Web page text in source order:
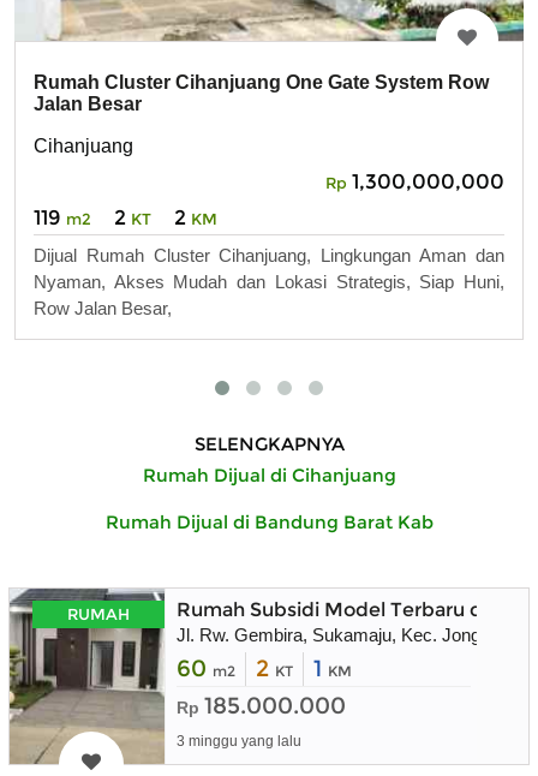
Rumah Cluster Cihanjuang One Gate System Row
Jalan Besar
Cihanjuang
Rp 1,300,000,000
119 m2 2 KT 2 KM
Dijual Rumah Cluster Cihanjuang, Lingkungan Aman dan
Nyaman, Akses Mudah dan Lokasi Strategis, Siap Huni,
Row Jalan Besar,
SELENGKAPNYA
Rumah Dijual di Cihanjuang
Rumah Dijual di Bandung Barat Kab
RUMAH Rumah Subsidi Model Terbaru di Puri
Jl. Rw. Gembira, Sukamaju, Kec. Jonggol,
60 m2 2 KT 1 KM
Rp 185.000.000
3 minggu yang lalu